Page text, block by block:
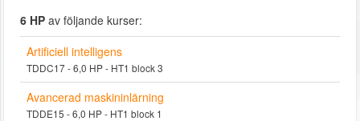
6 HP av följande kurser:
Artificiell intelligens
TDDC17 - 6,0 HP - HT1 block 3
Avancerad maskininlärning
TDDE15 - 6,0 HP - HT1 block 1